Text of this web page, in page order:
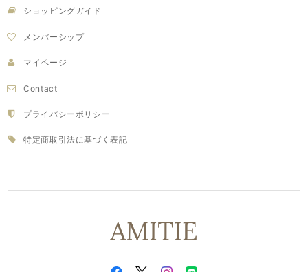
ショッピングガイド
メンバーシップ
マイページ
Contact
プライバシーポリシー
特定商取引法に基づく表記